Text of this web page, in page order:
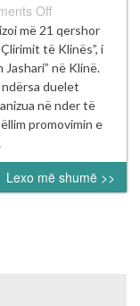
Offon
U
mbajt
me
sukses
turneu
tradicional
boksit
“Dita
e
më 21 qershor
të Klinës”, i
në Klinë.
duelet
në nder të
promovimin e
Lexo më shumë >>